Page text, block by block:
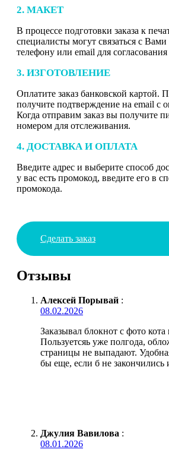
2. МАКЕТ
В процессе подготовки заказа к
специалисты могут связаться с
телефону или email для согласования
3. ИЗГОТОВЛЕНИЕ
Оплатите заказ банковской картой.
получите подтверждение на email с
Когда отправим заказ вы получите
номером для отслеживания.
4. ДОСТАВКА И ОПЛАТА
Введите адрес и выберите способ
у вас есть промокод, введите его в
промокода.
Сделать заказ
Отзывы
Алексей Порывай :
08.02.2026
Заказывал блокнот с фото
Пользуетсяь уже полгода,
страницы не выпадают.
бы еще, если б не закончились
Джулия Вавилова :
08.01.2026